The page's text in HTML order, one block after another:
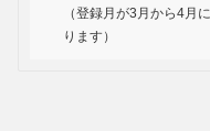
（登録月が3月から4月
ります）